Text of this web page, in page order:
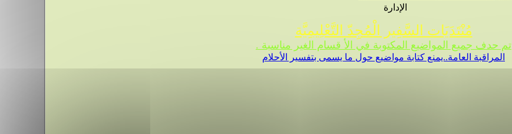
الإدارة
مُنْتَدَيَات السَّفِير الْمُجِدّ التَّعْلِيمِيَّة
تم حدف جميع المواضيع المكتوبة في الأ قسام الغير مناسبة .
المراقبة العامة..يمنع كتابة مواضيع حول ما يسمى بتفسير الأحلام